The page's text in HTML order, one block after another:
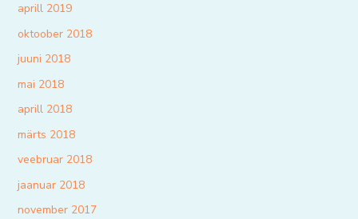
aprill 2019
oktoober 2018
juuni 2018
mai 2018
aprill 2018
märts 2018
veebruar 2018
jaanuar 2018
november 2017